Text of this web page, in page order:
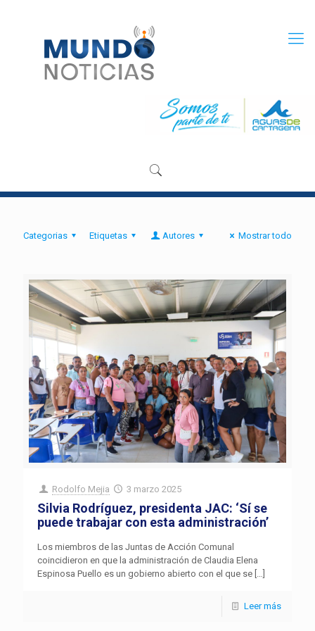
Categorias Etiquetas Autores Mostrar todo
Rodolfo Mejia 3 marzo 2025
Silvia Rodríguez, presidenta JAC: ‘Sí se
puede trabajar con esta administración’
Los miembros de las Juntas de Acción Comunal
coincidieron en que la administración de Claudia Elena
Espinosa Puello es un gobierno abierto con el que se
Leer más